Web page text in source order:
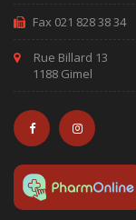
Fax 021 828 38 34
Rue Billard 13
1188 Gimel